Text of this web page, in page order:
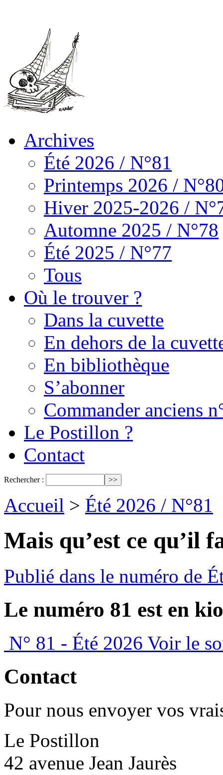
Archives
Été 2026 / N°81
Printemps 2026 /
Hiver 2025-2026 /
Automne 2025 / N°78
Été 2025 / N°77
Tous
Où le trouver ?
Dans la cuvette
En dehors de la
En bibliothèque
S’abonner
Commander anciens
Le Postillon ?
Contact
Rechercher :
Accueil > Été 2026 / N°81
Mais qu’est ce qu’il
Publié dans le numéro de
Le numéro 81 est en
N° 81 - Été 2026 Voir le
Contact
Pour nous envoyer vos
Le Postillon
42 avenue Jean Jaurès